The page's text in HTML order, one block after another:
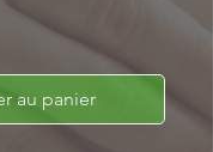
au panier